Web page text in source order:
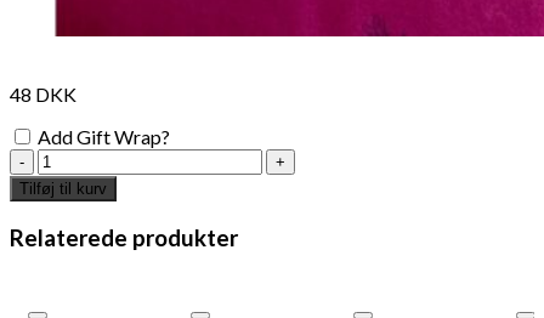
48 DKK
Add Gift Wrap?
frogs
singing
card
with
envelope
Tilføj til kurv
Relaterede produkter